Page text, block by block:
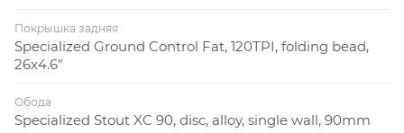
Рулевая колонка
Campy, картриджные
алюмний, 4-х болтовый,
Покрышка задняя
Specialized Ground Control Fat, 120TPI, folding bead,
26x4.6"
Обода
Specialized Stout XC 90, disc, alloy, single wall, 90mm